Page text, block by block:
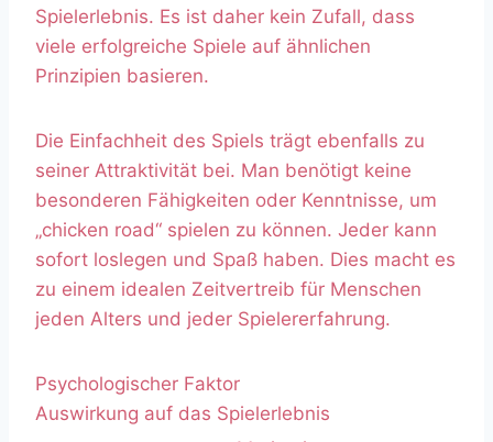
Spielerlebnis. Es ist daher kein Zufall, dass
viele erfolgreiche Spiele auf ähnlichen
Prinzipien basieren.
Die Einfachheit des Spiels trägt ebenfalls zu
seiner Attraktivität bei. Man benötigt keine
besonderen Fähigkeiten oder Kenntnisse, um
„chicken road“ spielen zu können. Jeder kann
sofort loslegen und Spaß haben. Dies macht es
zu einem idealen Zeitvertreib für Menschen
jeden Alters und jeder Spielererfahrung.
Psychologischer Faktor
Auswirkung auf das Spielerlebnis